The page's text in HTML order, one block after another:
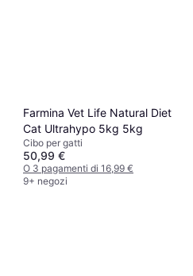
Farmina Vet Life Natural Diet
Cat Ultrahypo 5kg 5kg
Cibo per gatti
50,99 €
O 3 pagamenti di 16,99 €
9+ negozi